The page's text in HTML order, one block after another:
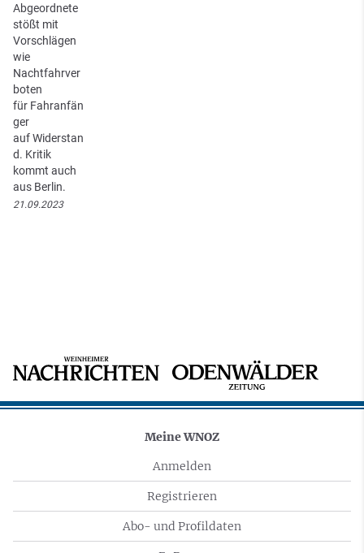
Abgeordnete
stößt mit
Vorschlägen
wie
Nachtfahrver
boten
für Fahranfän
ger
auf Widerstan
d. Kritik
kommt auch
aus Berlin.
21.09.2023
Meine WNOZ
Anmelden
Registrieren
Abo- und Profildaten